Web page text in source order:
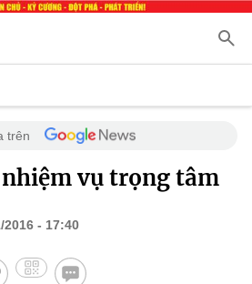
trên
vụ trọng tâm
- 17:40